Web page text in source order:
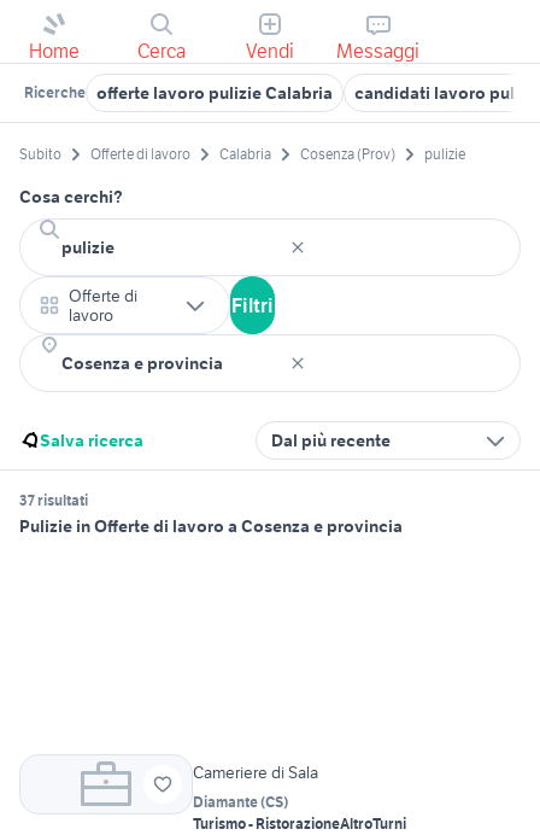
Home Cerca Vendi Messaggi
Ricerche offerte lavoro pulizie Calabria candidati lavoro
Subito Offerte di lavoro Calabria Cosenza (Prov) pulizie
Cosa cerchi?
Offerte di
lavoro
Filtri
Salva ricerca Dal più recente
37 risultati
Pulizie in Offerte di lavoro a Cosenza e provincia
Cameriere di Sala
Diamante(CS)
Turismo - RistorazioneAltroTurni